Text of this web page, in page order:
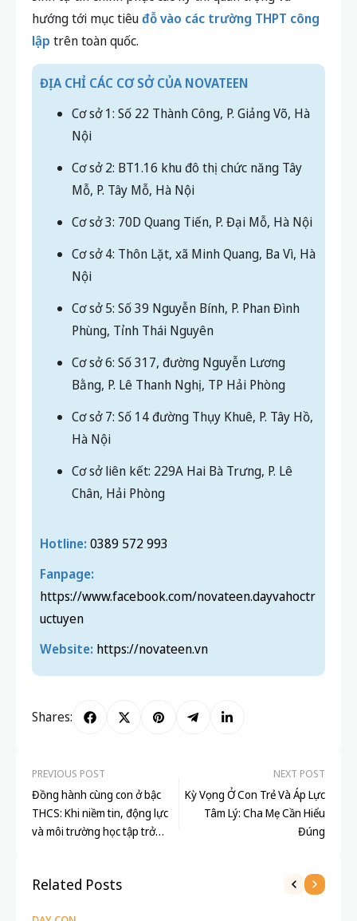
hướng tới mục tiêuđỗ vào các trường THPT công
lập trên toàn quốc.
ĐỊA CHỈ CÁC CƠ SỞ CỦA NOVATEEN
Cơ sở 1: Số 22 Thành Công, P. Giảng Võ, Hà
Nội
Cơ sở 2: BT1.16 khu đô thị chức năng Tây
Mỗ, P. Tây Mỗ, Hà Nội
Cơ sở 3: 70D Quang Tiến, P. Đại Mỗ, Hà Nội
Cơ sở 4: Thôn Lặt, xã Minh Quang, Ba Vì, Hà
Nội
Cơ sở 5: Số 39 Nguyễn Bính, P. Phan Đình
Phùng, Tỉnh Thái Nguyên
Cơ sở 6: Số 317, đường Nguyễn Lương
Bằng, P. Lê Thanh Nghị, TP Hải Phòng
Cơ sở 7: Số 14 đường Thụy Khuê, P. Tây Hồ,
Hà Nội
Cơ sở liên kết: 229A Hai Bà Trưng, P. Lê
Chân, Hải Phòng
Hotline: 0389 572 993
Fanpage:
https://www.facebook.com/novateen.dayvahoctr
uctuyen
Website: https://novateen.vn
Shares:
PREVIOUS POST
Đồng hành cùng con ở bậc
THCS: Khi niềm tin, động lực
và môi trường học tập trở
NEXT POST
Kỳ Vọng Ở Con Trẻ Và Áp Lực
Tâm Lý: Cha Mẹ Cần Hiểu
Đúng
Related Posts